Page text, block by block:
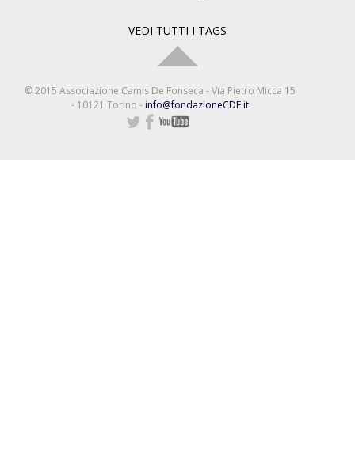
VEDI TUTTI I TAGS
© 2015 Associazione Camis De Fonseca - Via Pietro Micca 15
- 10121 Torino - info@fondazioneCDF.it